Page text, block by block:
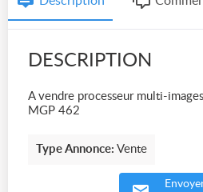
DESCRIPTION
A vendre processeur multi-
MGP 462
Type Annonce: Vente